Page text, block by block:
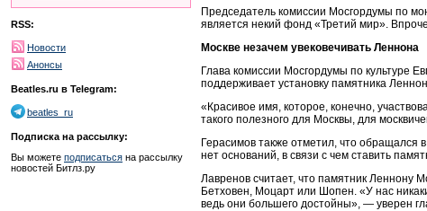
RSS:
Новости
Анонсы
Beatles.ru в Telegram:
beatles_ru
Подписка на рассылку:
Вы можете подписаться на рассылку
новостей Битлз.ру
Председатель комиссии Мосгордумы по
является некий фонд «Третий мир».
Москве незачем увековечивать Леннона
Глава комиссии Мосгордумы по культуре
поддерживает установку памятника
«Красивое имя, которое, конечно,
такого полезного для Москвы, для
Герасимов также отметил, что обращался
нет оснований, в связи с чем ставить
Лавренов считает, что памятник Леннону
Бетховен, Моцарт или Шопен. «У нас
ведь они большего достойны», — уверен